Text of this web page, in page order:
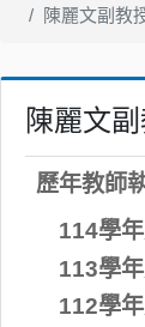
陳麗文副教
陳麗文
歷年教師
114學
113學
112學